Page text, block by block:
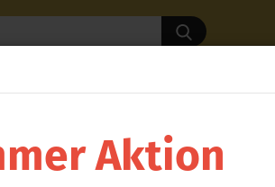
Aktion
Suche...